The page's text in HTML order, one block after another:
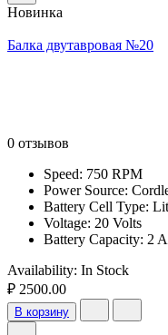
Новинка
Балка двутавровая №20
0 отзывов
Speed: 750 RPM
Power Source:
Battery Cell Type:
Voltage: 20 Volts
Battery Capacity: 2
Availability: In Stock
₽ 2500.00
В корзину